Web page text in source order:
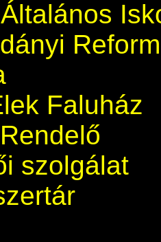
Faluház
szolgálat